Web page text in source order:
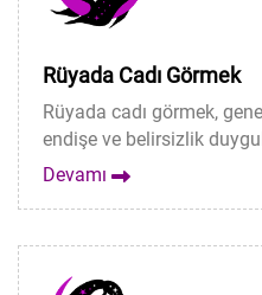
Rüyada Cadı Görmek
Rüyada cadı görmek,
endişe ve belirsizlik
Devamı